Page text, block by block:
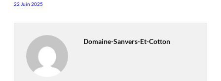
22 Juin 2025
Domaine-Sanvers-Et-Cotton